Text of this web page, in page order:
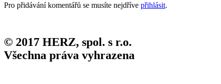
Pro přidávání komentářů se musíte nejdříve přihlásit.
© 2017 HERZ, spol. s r.o.
Všechna práva vyhrazena